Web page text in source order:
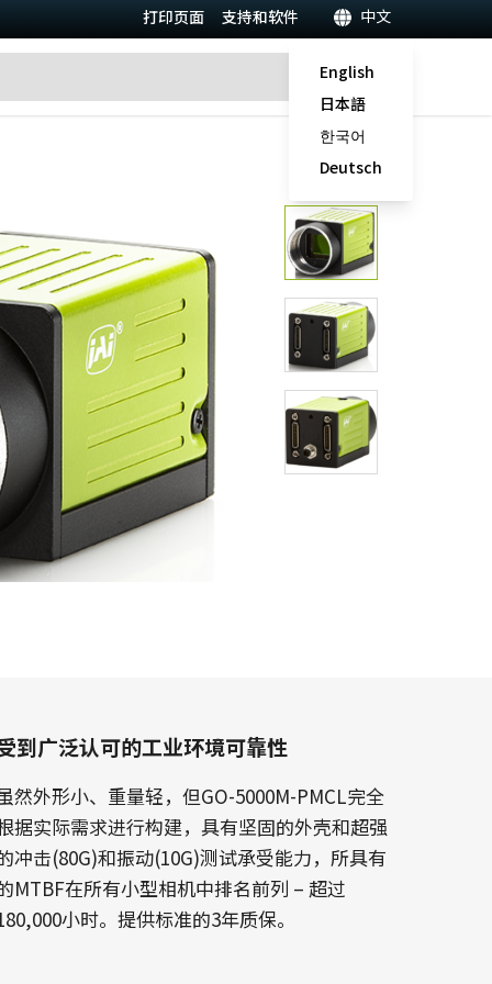
打印页面 支持和软件 中文
English
日本語
한국어
Deutsch
到广泛认可的工业环境可靠性
然外形小、重量轻，但GO-5000M-PMCL完全
据实际需求进行构建，具有坚固的外壳和超强
冲击(80G)和振动(10G)测试承受能力，所具有
MTBF在所有小型相机中排名前列 – 超过
小时。提供标准的3年质保。